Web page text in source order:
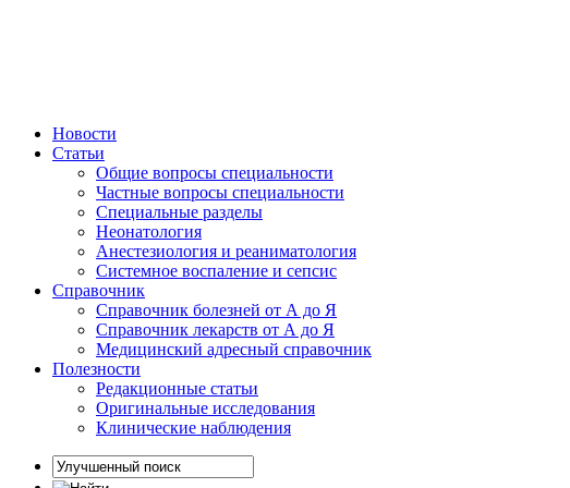
Новости
Статьи
Общие вопросы специальности
Частные вопросы специальности
Специальные разделы
Неонатология
Анестезиология и реаниматология
Системное воспаление и сепсис
Справочник
Справочник болезней от А до Я
Справочник лекарств от А до Я
Медицинский адресный справочник
Полезности
Редакционные статьи
Оригинальные исследования
Клинические наблюдения